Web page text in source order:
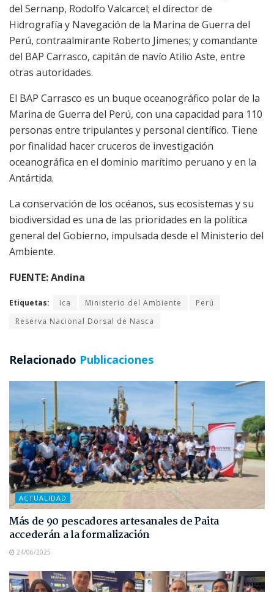
del Sernanp, Rodolfo Valcarcel; el director de
Hidrografía y Navegación de la Marina de Guerra del
Perú, contraalmirante Roberto Jimenes; y comandante
del BAP Carrasco, capitán de navío Atilio Aste, entre
otras autoridades.
El BAP Carrasco es un buque oceanográfico polar de la
Marina de Guerra del Perú, con una capacidad para 110
personas entre tripulantes y personal científico. Tiene
por finalidad hacer cruceros de investigación
oceanográfica en el dominio marítimo peruano y en la
Antártida.
La conservación de los océanos, sus ecosistemas y su
biodiversidad es una de las prioridades en la política
general del Gobierno, impulsada desde el Ministerio del
Ambiente.
FUENTE: Andina
Etiquetas: Ica Ministerio del Ambiente
Perú
Reserva Nacional Dorsal de Nasca
Relacionado Publicaciones
ACTUALIDAD
Más de 90 pescadores artesanales de Paita
accederán a la formalización
24/06/2025